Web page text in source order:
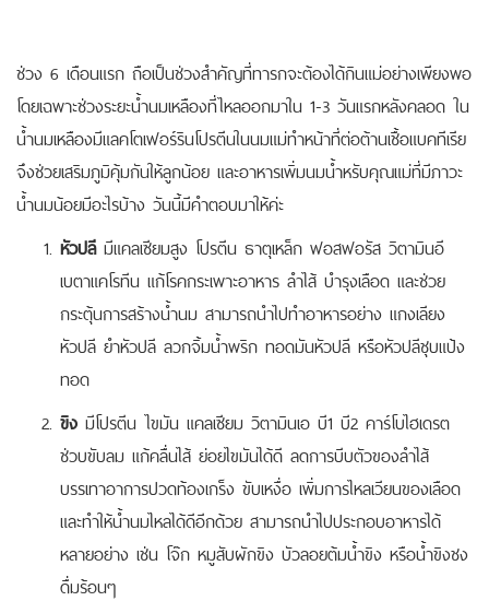
ช่วง 6 เดือนแรก ถือเป็นช่วงสำคัญที่ทารกจะต้องได้กินแม่อย่างเพียงพอ
โดยเฉพาะช่วงระยะน้ำนมเหลืองที่ไหลออกมาใน 1-3 วันแรกหลังคลอด ใน
น้ำนมเหลืองมีแลคโตเฟอร์รินโปรตีนในนมแม่ทำหน้าที่ต่อต้านเชื้อแบคทีเรีย
จึงช่วยเสริมภูมิคุ้มกันให้ลูกน้อย และอาหารเพิ่มนมน้ำหรับคุณแม่ที่มีภาวะ
น้ำนมน้อยมีอะไรบ้าง วันนี้มีคำตอบมาให้ค่ะ
หัวปลี มีแคลเซียมสูง โปรตีน ธาตุเหล็ก ฟอสฟอรัส วิตามินอี
เบตาแคโรทีน แก้โรคกระเพาะอาหาร ลำไส้ บำรุงเลือด และช่วย
กระตุ้นการสร้างน้ำนม สามารถนำไปทำอาหารอย่าง แกงเลียง
หัวปลี ยำหัวปลี ลวกจิ้มน้ำพริก ทอดมันหัวปลี หรือหัวปลีชุบแป้ง
ทอด
ขิง มีโปรตีน ไขมัน แคลเซียม วิตามินเอ บี1 บี2 คาร์โบไฮเดรต
ช่วบขับลม แก้คลื่นไส้ ย่อยไขมันได้ดี ลดการบีบตัวของลำไส้
บรรเทาอาการปวดท้องเกร็ง ขับเหงื่อ เพิ่มการไหลเวียนของเลือด
และทำให้น้ำนมไหลได้ดีอีกด้วย สามารถนำไปประกอบอาหารได้
หลายอย่าง เช่น โจ๊ก หมูสับผักขิง บัวลอยต้มน้ำขิง หรือน้ำขิงชง
ดื่มร้อนๆ